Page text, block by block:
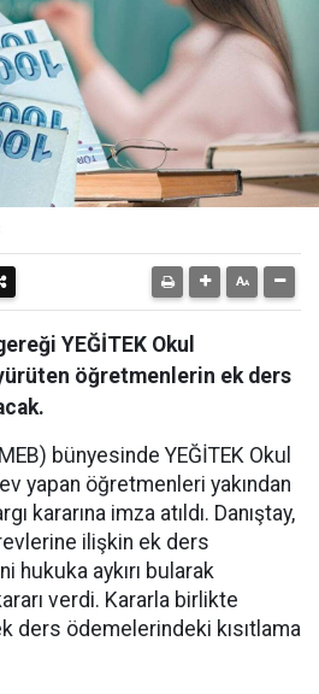
YEĞİTEK Okul
öğretmenlerin ek ders
bünyesinde YEĞİTEK Okul
yapan öğretmenleri yakından
kararına imza atıldı. Danıştay,
ilişkin ek ders
hukuka aykırı bularak
verdi. Kararla birlikte
ders ödemelerindeki kısıtlama